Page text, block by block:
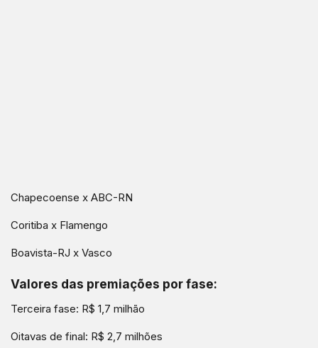
Chapecoense x ABC-RN
Coritiba x Flamengo
Boavista-RJ x Vasco
Valores das premiações por fase:
Terceira fase: R$ 1,7 milhão
Oitavas de final: R$ 2,7 milhões